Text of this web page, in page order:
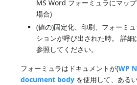
MS Word フォーミュラにマッ
場合)
(値の)固定化、印刷、フォーミ
ションが呼び出された時。 詳細
参照してください。
フォーミュラはドキュメントが(WP
document body を使用して、ある